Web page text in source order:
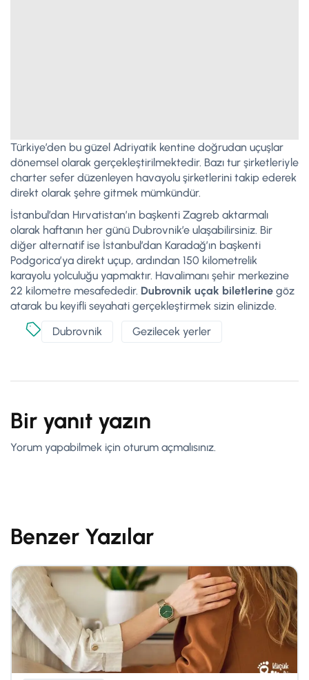
Türkiye’den bu güzel Adriyatik kentine doğrudan uçuşlar
dönemsel olarak gerçekleştirilmektedir. Bazı tur şirketleriyle
charter sefer düzenleyen havayolu şirketlerini takip ederek
direkt olarak şehre gitmek mümkündür.
İstanbul’dan Hırvatistan’ın başkenti Zagreb aktarmalı
olarak haftanın her günü Dubrovnik’e ulaşabilirsiniz. Bir
diğer alternatif ise İstanbul’dan Karadağ’ın başkenti
Podgorica’ya direkt uçup, ardından 150 kilometrelik
karayolu yolculuğu yapmaktır. Havalimanı şehir merkezine
22 kilometre mesafededir. Dubrovnik uçak biletlerine göz
atarak bu keyifli seyahati gerçekleştirmek sizin elinizde.
Dubrovnik
Gezilecek yerler
Bir yanıt yazın
Yorum yapabilmek için oturum açmalısınız.
Benzer Yazılar